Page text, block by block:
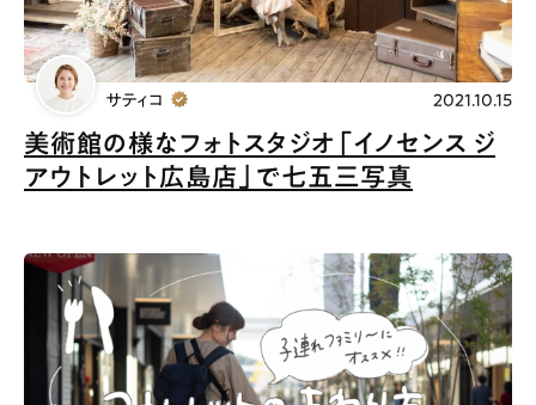
美術館の様なフォトスタジオ「イノセンス ジ
アウトレット広島店」で七五三写真
サティコ 2021.10.15